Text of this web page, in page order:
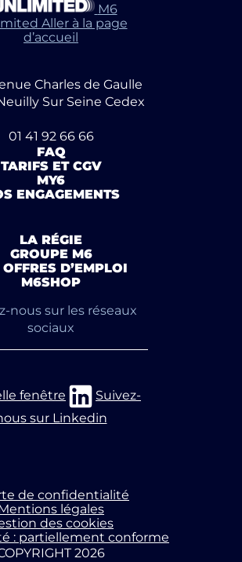
M6
Aller à la page
d’accueil
Charles de Gaulle
Sur Seine Cedex
01 41 92 66 66
FAQ
TARIFS ET CGV
MY6
ENGAGEMENTS
LA RÉGIE
GROUPE M6
OFFRES D’EMPLOI
M6SHOP
nous sur les réseaux
sociaux
fenêtre
Suivez-
sur Linkedin
2026
de confidentialité
légales
des cookies
: partiellement conforme